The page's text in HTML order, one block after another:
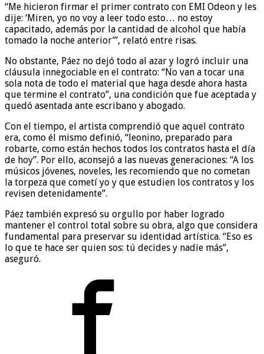
“Me hicieron firmar el primer contrato con EMI Odeon y les
dije: ‘Miren, yo no voy a leer todo esto… no estoy
capacitado, además por la cantidad de alcohol que había
tomado la noche anterior’”, relató entre risas.
No obstante, Páez no dejó todo al azar y logró incluir una
cláusula innegociable en el contrato: “No van a tocar una
sola nota de todo el material que haga desde ahora hasta
que termine el contrato”, una condición que fue aceptada y
quedó asentada ante escribano y abogado.
Con el tiempo, el artista comprendió que aquel contrato
era, como él mismo definió, “leonino, preparado para
robarte, como están hechos todos los contratos hasta el día
de hoy”. Por ello, aconsejó a las nuevas generaciones: “A los
músicos jóvenes, noveles, les recomiendo que no cometan
la torpeza que cometí yo y que estudien los contratos y los
revisen detenidamente”.
Páez también expresó su orgullo por haber logrado
mantener el control total sobre su obra, algo que considera
fundamental para preservar su identidad artística. “Eso es
lo que te hace ser quien sos: tú decides y nadie más”,
aseguró.